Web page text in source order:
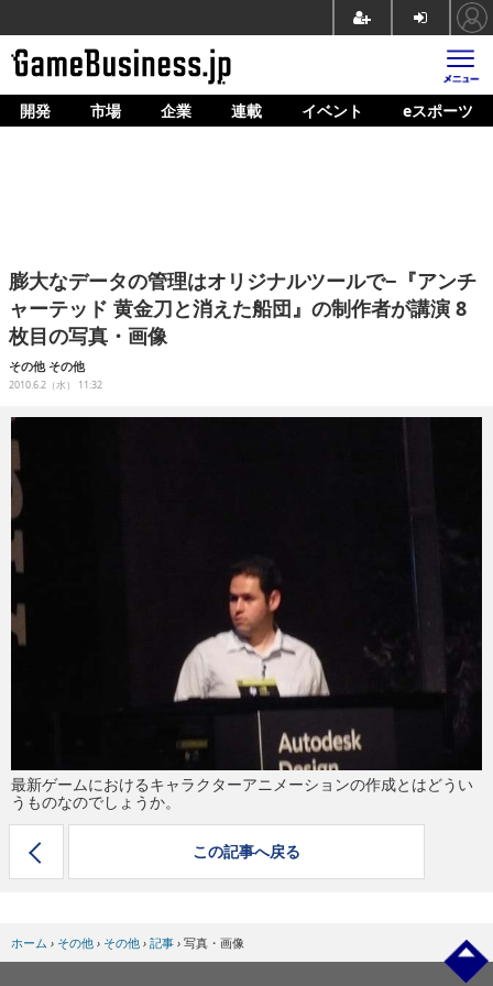
ホーム
企業動向
人材育成
産業政策
イベント/セミナー
eスポーツ
開発 市場 企業 連載 イベント eスポーツ
膨大なデータの管理はオリジナルツールで−『アンチ
ャーテッド 黄金刀と消えた船団』の制作者が講演 8
枚目の写真・画像
その他 その他
2010.6.2（水） 11:32
最新ゲームにおけるキャラクターアニメーションの作成とはどうい
うものなのでしょうか。
この記事へ戻る
ホーム › その他 › その他 › 記事 › 写真・画像